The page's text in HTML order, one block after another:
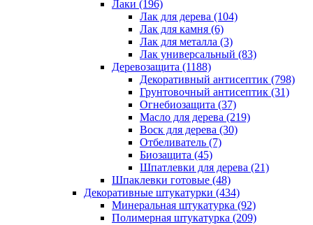
Лаки (196)
Лак для дерева (104)
Лак для камня (6)
Лак для металла (3)
Лак универсальный (83)
Деревозащита (1188)
Декоративный антисептик (798)
Грунтовочный антисептик (31)
Огнебиозащита (37)
Масло для дерева (219)
Воск для дерева (30)
Отбеливатель (7)
Биозащита (45)
Шпатлевки для дерева (21)
Шпаклевки готовые (48)
Декоративные штукатурки (434)
Минеральная штукатурка (92)
Полимерная штукатурка (209)